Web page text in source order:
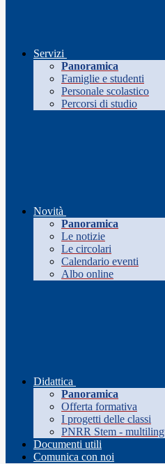
Servizi
Panoramica
Famiglie e studenti
Personale scolastico
Percorsi di studio
Novità
Panoramica
Le notizie
Le circolari
Calendario eventi
Albo online
Didattica
Panoramica
Offerta formativa
I progetti delle classi
PNRR Stem -
Documenti utili
Comunica con noi